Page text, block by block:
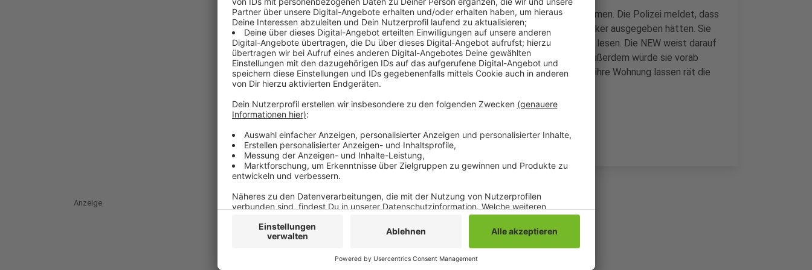
Anwohner in Rheydt sollten sich aktuell vor Betrügern in Acht nehmen. Die Polizei meldet, dass
sich Unbekannte heute Vormittag schon mehrfach als Wasserwerker ausgegeben hätten. Sie
müssten in die Wohnung der Betroffenen, um die Zählerstände zu lesen. Die NEW weist darauf
hin, dass aktuell niemand in ihrem Auftrag Zählerstände abliest. Außerdem würde sie vorab
immer einen Termin vereinbaren. Betroffene sollten niemanden in ihre Wohnung lassen rät die
Polizei.
Anzeige